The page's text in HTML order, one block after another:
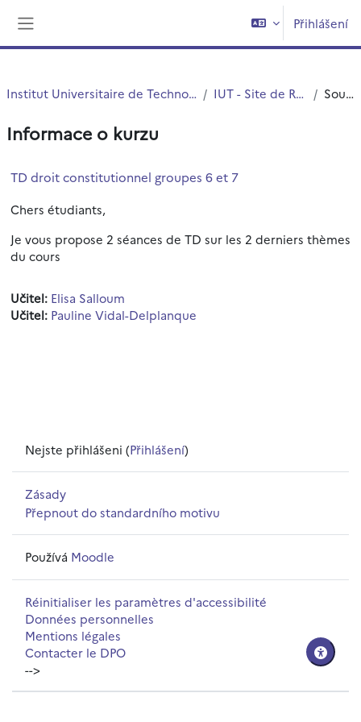
Přihlášení
Institut Universitaire de Technologie (IUT) IUT - Site de Roubaix Souhrn
Informace o kurzu
TD droit constitutionnel groupes 6 et 7
Chers étudiants,
Je vous propose 2 séances de TD sur les 2 derniers thèmes
du cours
Učitel: Elisa Salloum
Učitel: Pauline Vidal-Delplanque
Nejste přihlášeni (Přihlášení)
Zásady
Přepnout do standardního motivu
Používá Moodle
Réinitialiser les paramètres d'accessibilité
Données personnelles
Mentions légales
Contacter le DPO
-->